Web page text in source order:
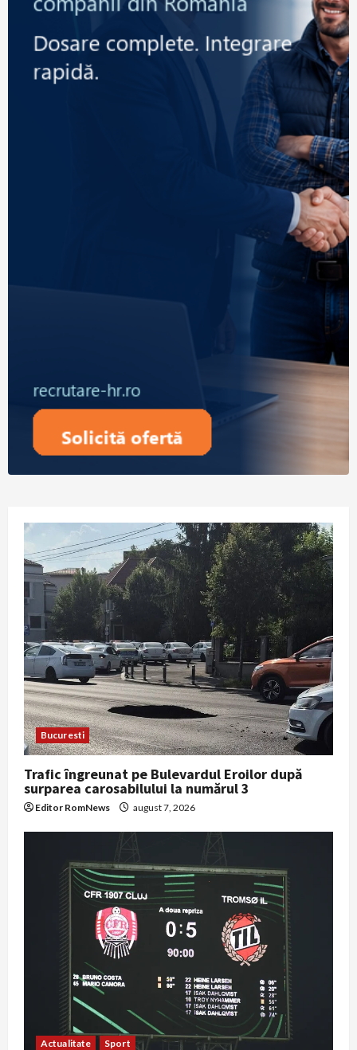
Bucuresti
Trafic îngreunat pe Bulevardul Eroilor după
surparea carosabilului la numărul 3
Editor RomNews august 7, 2026
Actualitate Sport